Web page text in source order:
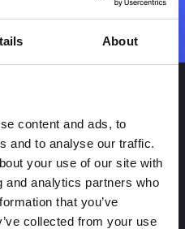
About
content and ads, to
and to analyse our traffic.
your use of our site with
and analytics partners who
that you’ve
collected from your use